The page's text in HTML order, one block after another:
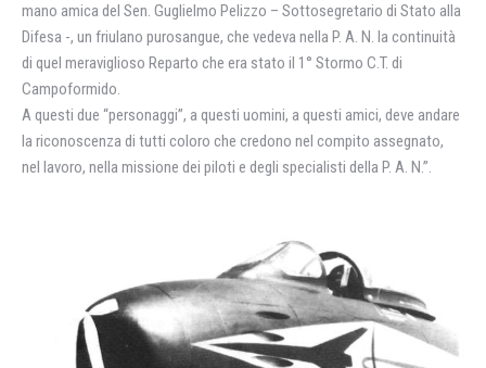
mano amica del Sen. Guglielmo Pelizzo – Sottosegretario di Stato alla
Difesa -, un friulano purosangue, che vedeva nella P. A. N. la continuità
di quel meraviglioso Reparto che era stato il 1° Stormo C.T. di
Campoformido.
A questi due “personaggi”, a questi uomini, a questi amici, deve andare
la riconoscenza di tutti coloro che credono nel compito assegnato,
nel lavoro, nella missione dei piloti e degli specialisti della P. A. N.”.